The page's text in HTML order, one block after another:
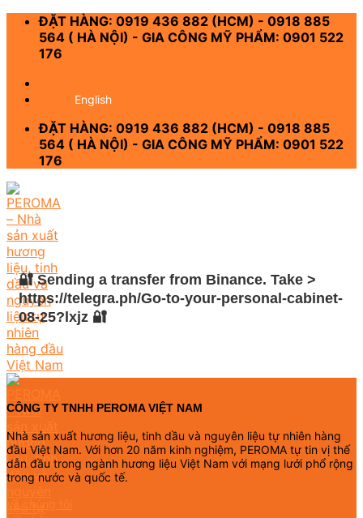
Skip
content
ĐẶT HÀNG: 0919 436 882 (HCM) - 0918 885
564 ( HÀ NỘI) - GIA CÔNG MỸ PHẨM: 0901 522
176
English
ĐẶT HÀNG: 0919 436 882 (HCM) - 0918 885
564 ( HÀ NỘI) - GIA CÔNG MỸ PHẨM: 0901 522
176
🔐 Sending a transfer from Binance. Take >
https://telegra.ph/Go-to-your-personal-cabinet-
08-25?lxjz 🔐
CÔNG TY TNHH PEROMA VIỆT NAM
Nhà sản xuất hương liệu, tinh dầu và nguyên liệu tự nhiên hàng
đầu Việt Nam. Với hơn 20 năm kinh nghiệm, PEROMA tự tin vị thế
dẫn đầu trong ngành hương liệu Việt Nam với mạng lưới phổ rộng
trong nước và quốc tế.